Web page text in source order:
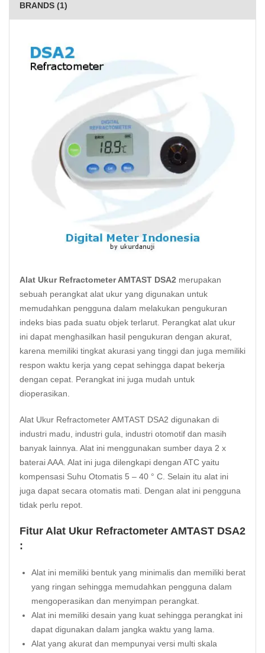
BRANDS (1)
Alat Ukur Refractometer AMTAST DSA2 merupakan
sebuah perangkat alat ukur yang digunakan untuk
memudahkan pengguna dalam melakukan pengukuran
indeks bias pada suatu objek terlarut. Perangkat alat ukur
ini dapat menghasilkan hasil pengukuran dengan akurat,
karena memiliki tingkat akurasi yang tinggi dan juga memiliki
respon waktu kerja yang cepat sehingga dapat bekerja
dengan cepat. Perangkat ini juga mudah untuk
dioperasikan.
Alat Ukur Refractometer AMTAST DSA2 digunakan di
industri madu, industri gula, industri otomotif dan masih
banyak lainnya. Alat ini menggunakan sumber daya 2 x
baterai AAA. Alat ini juga dilengkapi dengan ATC yaitu
kompensasi Suhu Otomatis 5 – 40 ° C. Selain itu alat ini
juga dapat secara otomatis mati. Dengan alat ini pengguna
tidak perlu repot.
Fitur Alat Ukur Refractometer AMTAST DSA2
:
Alat ini memiliki bentuk yang minimalis dan memiliki berat
yang ringan sehingga memudahkan pengguna dalam
mengoperasikan dan menyimpan perangkat.
Alat ini memiliki desain yang kuat sehingga perangkat ini
dapat digunakan dalam jangka waktu yang lama.
Alat yang akurat dan mempunyai versi multi skala